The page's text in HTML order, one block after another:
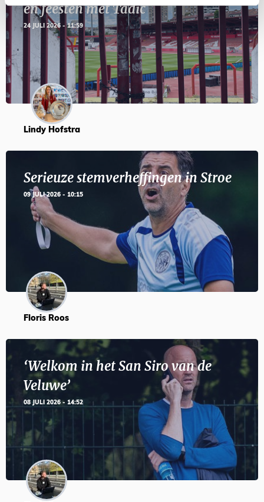
en feesten met Tadic
24 JULI 2026 - 11:59
Lindy Hofstra
Serieuze stemverheffingen in Stroe
09 JULI 2026 - 10:15
Floris Roos
‘Welkom in het San Siro van de
Veluwe’
08 JULI 2026 - 14:52